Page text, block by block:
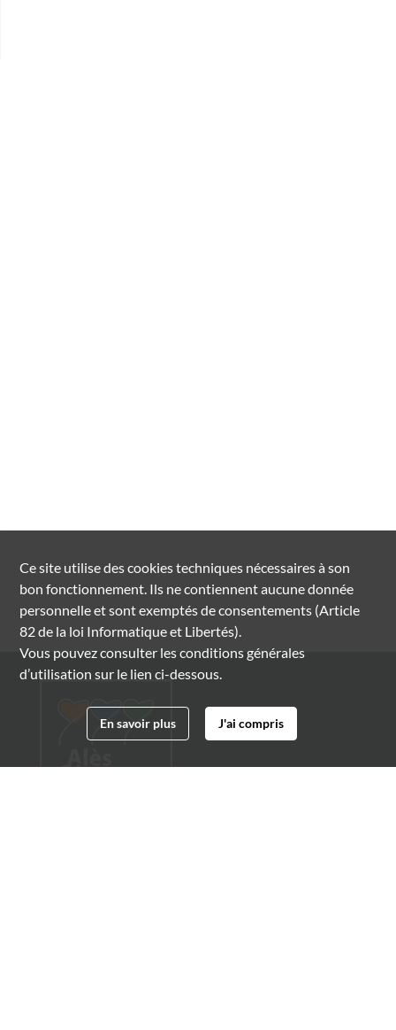
Ce site utilise descookiestechniques nécessaires à son
bon fonctionnement. Ils ne contiennent aucune donnée
personnelle et sont exemptés de consentements (Article
82 de la loi Informatique et Libertés).
Vous pouvez consulter les conditions générales
d’utilisation sur le lien ci-dessous.
En savoir plus J'ai compris